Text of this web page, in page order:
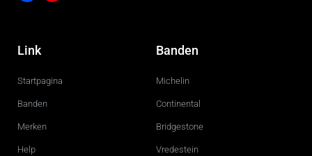
c
e
o
g
r
Link
Startpagina
Banden
Merken
Help
Banden
Michelin
Continental
Bridgestone
Vredestein